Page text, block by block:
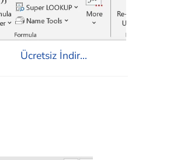
Ücretsiz İndir...